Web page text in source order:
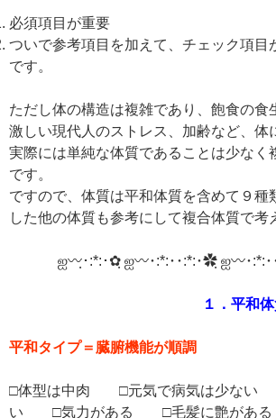
必須項目が重要
ついで参考項目を加えて、チェック項目
です。
ただし体の構造は複雑であり、飽食の
激しい現代人のストレス、加齢など、体
実際には単純な体質であることは少なく
です。
ですので、体質は平和体質を含めて９
した他の体質も参考にして複合体質で考
ஐ〰ฺ･:*:･✿ฺ ஐ〰･:*:･･:*:･✿ฺ ஐ〰･:*:
１．平和
平和タイプ＝臓腑機能が順調
□体型は中肉 □元気で病気は少な
い □気力がある □毛髪に艶がある